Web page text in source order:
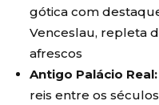
gótica com
Venceslau, repleta
afrescos
Antigo Palácio Real:
reis entre os séculos